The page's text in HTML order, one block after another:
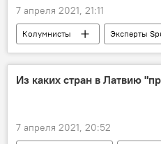
7 апреля 2021, 21:11
Колумнисты
Эксперты
Новости Балтии
Новости
Литва
Беларусь
Из каких стран в Латвию
7 апреля 2021, 20:52